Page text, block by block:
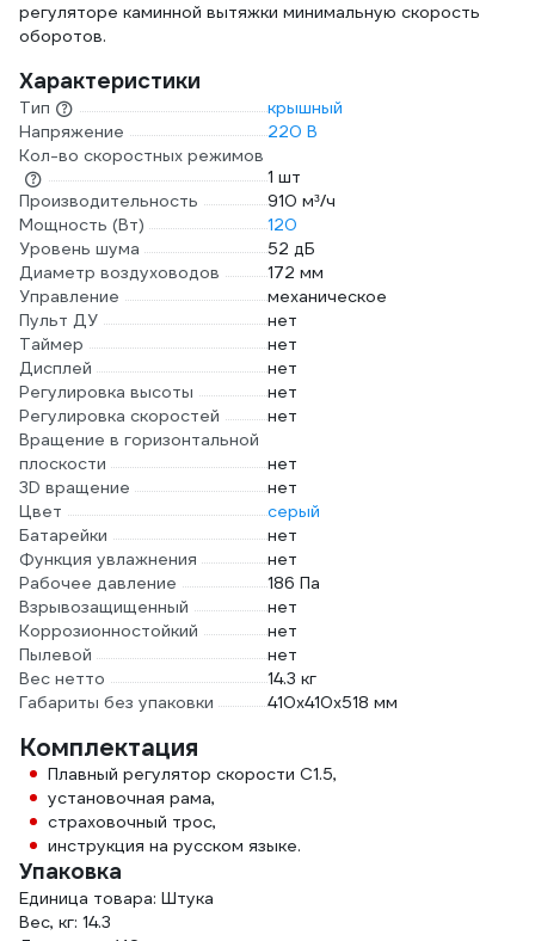
регуляторе каминной вытяжки минимальную скорость
оборотов.
Характеристики
Тип
крышный
Напряжение
220 В
Кол-во скоростных режимов
1 шт
Производительность
910 м³/ч
Мощность (Вт)
120
Уровень шума
52 дБ
Диаметр воздуховодов
172 мм
Управление
механическое
Пульт ДУ
нет
Таймер
нет
Дисплей
нет
Регулировка высоты
нет
Регулировка скоростей
нет
Вращение в горизонтальной
плоскости
нет
3D вращение
нет
Цвет
серый
Батарейки
нет
Функция увлажнения
нет
Рабочее давление
186 Па
Взрывозащищенный
нет
Коррозионностойкий
нет
Пылевой
нет
Вес нетто
14.3 кг
Габариты без упаковки
410х410х518 мм
Комплектация
Плавный регулятор скорости С1.5,
установочная рама,
страховочный трос,
инструкция на русском языке.
Упаковка
Единица товара: Штука
Вес, кг: 14.3